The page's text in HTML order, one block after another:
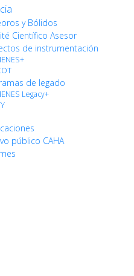
y Bólidos
Científico Asesor
de instrumentación
de legado
Legacy+
público CAHA